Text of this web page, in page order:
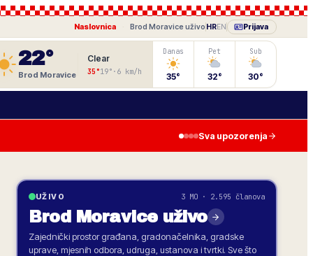
Naslovnica Brod Moraviceuživo HREN Prijava
22°
Brod Moravice
Clear
35°19° · 6 km/h
Danas
35°
Pet
32°
Sub
30°
Sva upozorenja
UŽIVO 3 MO · 2.595 članova
Brod Moraviceuživo
Zajednički prostor građana, gradonačelnika, gradske
uprave, mjesnih odbora, udruga, ustanova i tvrtki. Sve što